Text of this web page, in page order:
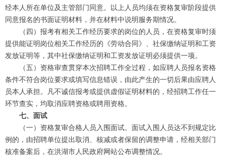
经本人所在单位及主管部门同意。以上人员均须在资格复审阶段提供
同意报名的书面证明材料，并在材料中说明服务期情况。
（四）报考有相关工作经历要求的岗位的人员，在资格复审时须
提供能证明岗位相关工作经历的《劳动合同》、社保缴纳证明和工资
发放证明等，其中社保缴纳证明和工资发放证明必须提供一项。
（五）资格审查贯穿本次招聘工作全过程，如应聘人员报名资格
条件不符合岗位要求或填写信息错误，由此产生的一切后果由应聘人
员本人承担。凡不诚信报考或提供虚假证明材料的，经招聘工作任一
环节查实，均取消应聘资格或聘用资格。
七、面试
（一）资格复审合格人员入围面试。面试入围人员达不到规定比
例的，由招聘单位提出取消、核减或者保留的调整申请，经相关部门
核准备案后，在洪湖市人民政府网站公布调整情况。